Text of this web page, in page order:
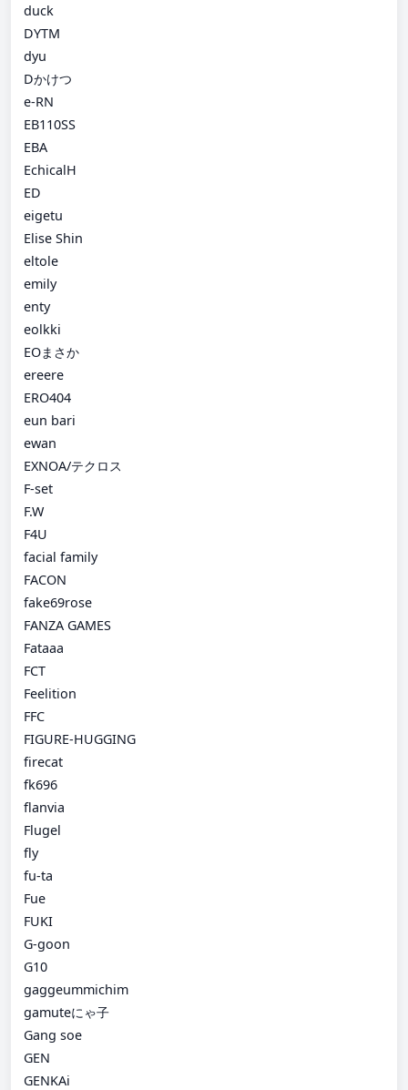
duck
DYTM
dyu
Dかけつ
e-RN
EB110SS
EBA
EchicalH
ED
eigetu
Elise Shin
eltole
emily
enty
eolkki
EOまさか
ereere
ERO404
eun bari
ewan
EXNOA/テクロス
F-set
F.W
F4U
facial family
FACON
fake69rose
FANZA GAMES
Fataaa
FCT
Feelition
FFC
FIGURE-HUGGING
firecat
fk696
flanvia
Flugel
fly
fu-ta
Fue
FUKI
G-goon
G10
gaggeummichim
gamuteにゃ子
Gang soe
GEN
GENKAi